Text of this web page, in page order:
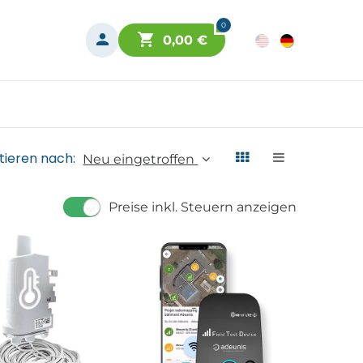
0
0,00€
nach: Neu eingetroffen
Preise inkl. Steuern anzeigen